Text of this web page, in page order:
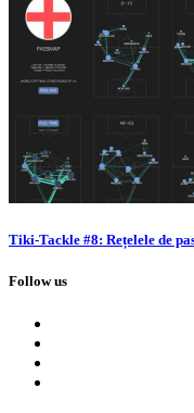
Tiki-Tackle #8: Rețelele de
Follow us